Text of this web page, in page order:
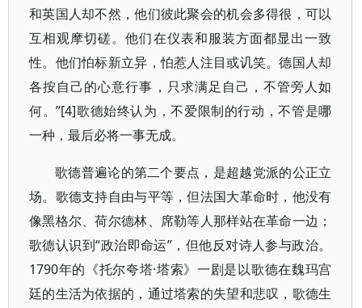
和英国人却不然，他们彼此聚会的机会多得很，可以
互相观摩切磋。他们在仪表和服装方面都显出一致
性。他们怕标新立异，怕惹人注目或讥笑。德国人却
各按自己的心意行事，只求满足自己，不管旁人如
何。”[4]歌德始终认为，不爱限制的行动，不管是哪
一种，最后必将一事无成。
歌德普遍论的第二个要点，是超越党派的公正立
场。歌德支持自由与平等，但法国大革命时，他没有
像黑格尔、荷尔德林、席勒等人那样站在革命一边；
歌德认识到“政治即命运”，但他反对诗人参与政治。
1790年的《托尔夸塔·塔索》一剧是以歌德在魏玛宫
廷的生活为依据的，通过塔索的失望和悲叹，歌德生